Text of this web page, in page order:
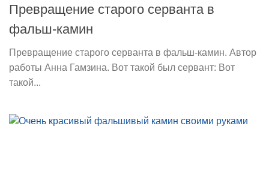
Превращение старого серванта в
фальш-камин
Превращение старого серванта в фальш-камин. Автор
работы Анна Гамзина. Вот такой был сервант: Вот
такой...